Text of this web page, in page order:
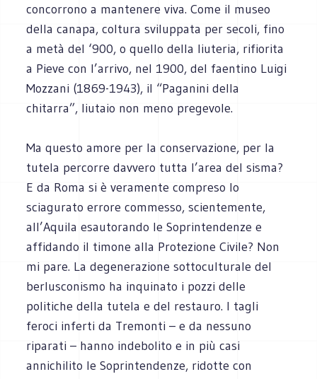
concorrono a mantenere viva. Come il museo
della canapa, coltura sviluppata per secoli, fino
a metà del ‘900, o quello della liuteria, rifiorita
a Pieve con l’arrivo, nel 1900, del faentino Luigi
Mozzani (1869-1943), il “Paganini della
chitarra”, liutaio non meno pregevole.
Ma questo amore per la conservazione, per la
tutela percorre davvero tutta l’area del sisma?
E da Roma si è veramente compreso lo
sciagurato errore commesso, scientemente,
all’Aquila esautorando le Soprintendenze e
affidando il timone alla Protezione Civile? Non
mi pare. La degenerazione sottoculturale del
berlusconismo ha inquinato i pozzi delle
politiche della tutela e del restauro. I tagli
feroci inferti da Tremonti – e da nessuno
riparati – hanno indebolito e in più casi
annichilito le Soprintendenze, ridotte con